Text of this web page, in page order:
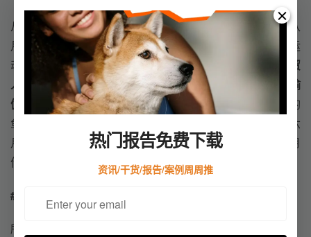
热门报告免费下载
资讯/干货/报告/案例周周推
从日历中，我们可以看到大部分户外产品的旺季在五月到八
月，在其他时间，外贸人同样可销售反季节产品，如冬季运
动产品，以提高淡季销量。根据户外运动品类的旺季，外贸
人还可以结合节日促销点和户外运动节点（马拉松、全国瑜
伽月等），策划自己的促销活动。例如，打猎、高尔夫、钓
鱼及健身和休闲游戏类的一些产品很适合作为第四季度和六
月父亲节的礼物。健身和休闲游戏产品同样适合作为七八月
份
#02
所在具体场景，也会引发消费者采购户外运动品类。例如，